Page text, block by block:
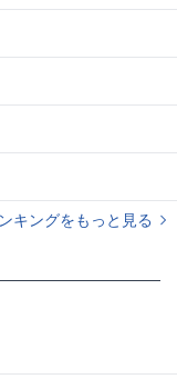
キングをもっと見る